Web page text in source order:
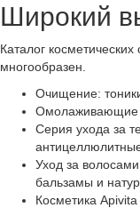
Широкий
Каталог
многообразен.
Очищение:
Омолаживающие
Серия ухода за
Уход за
бальзамы и
Косметика Аpivita